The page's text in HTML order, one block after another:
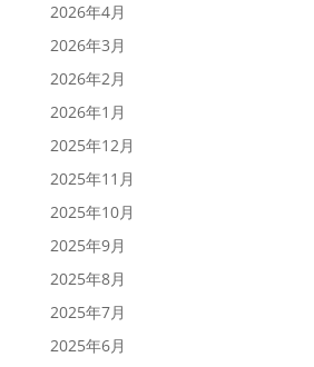
2026年4月
2026年3月
2026年2月
2026年1月
2025年12月
2025年11月
2025年10月
2025年9月
2025年8月
2025年7月
2025年6月